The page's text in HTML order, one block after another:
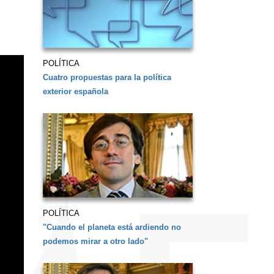
POLÍTICA
Cuatro propuestas para la política
exterior española
POLÍTICA
"Cuando el planeta está ardiendo no
podemos mirar a otro lado"